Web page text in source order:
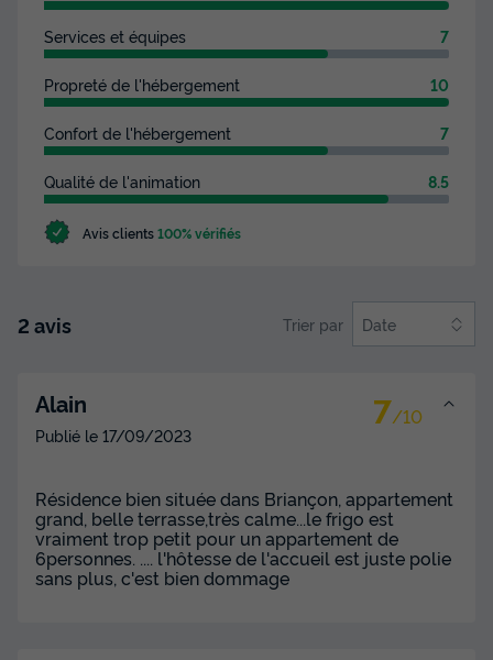
Services et équipes 7
Propreté de l'hébergement 10
Confort de l'hébergement 7
Qualité de l'animation 8.5
Avis clients100% vérifiés
2 avis Trier par Date
Alain 7/10
Publié le 17/09/2023
Résidence bien située dans Briançon, appartement
grand, belle terrasse,très calme...le frigo est
vraiment trop petit pour un appartement de
6personnes. .... l'hôtesse de l'accueil est juste polie
sans plus, c'est bien dommage